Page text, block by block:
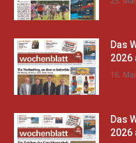
Das
2026
16.
Das
2026